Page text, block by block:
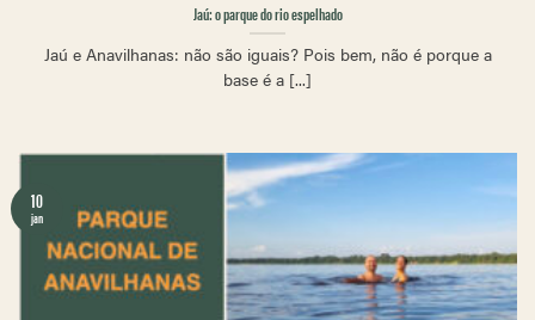
Jaú: o parque do rio espelhado
Jaú e Anavilhanas: não são iguais? Pois bem, não é porque a
base é a [...]
10
jan